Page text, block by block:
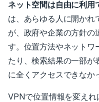
ネット空間は自由に利用
は、あらゆる人に開かれ
が、政府や企業の方針の
す。位置方法やネットワ
たり、検索結果の一部が
に全くアクセスできなか
VPNで位置情報を変え